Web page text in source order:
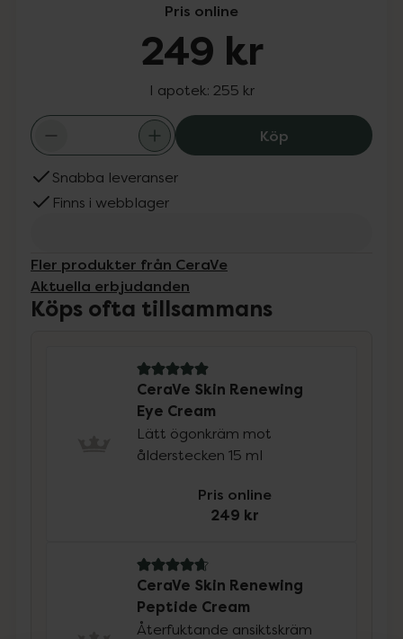
Pris online
249 kr
I apotek: 255 kr
KöpCeraVe Skin
Snabba leveranser
Finns i webblager
Fler produkter från CeraVe
Aktuella erbjudanden
Köps ofta tillsammans
5 av 5 i omdöme
CeraVe Skin Renewing
Eye Cream
Lätt ögonkräm mot
ålderstecken 15 ml
Pris online
249 kr
4.8 av 5 i omdöme
CeraVe Skin Renewing
Peptide Cream
Återfuktande ansiktskräm